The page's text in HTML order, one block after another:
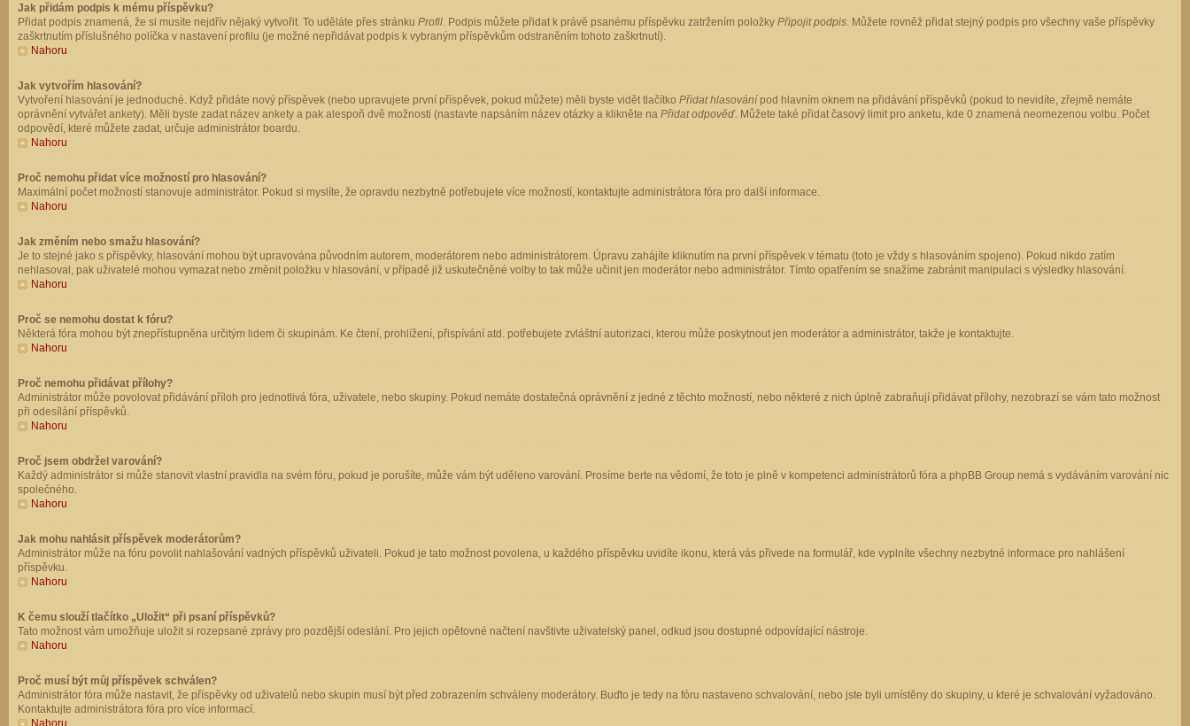
Jak přidám podpis k mému příspěvku?
Přidat podpis znamená, že si musíte nejdřív nějaký vytvořit. To uděláte přes stránku Profil. Podpis můžete přidat k právě psanému příspěvku zatržením položky Připojit podpis. Můžete rovněž přidat stejný podpis pro všechny vaše příspěvky
zaškrtnutím příslušného políčka v nastavení profilu (je možné nepřidávat podpis k vybraným příspěvkům odstraněním tohoto zaškrtnutí).
Nahoru
Jak vytvořím hlasování?
Vytvoření hlasování je jednoduché. Když přidáte nový příspěvek (nebo upravujete první příspěvek, pokud můžete) měli byste vidět tlačítko Přidat hlasování pod hlavním oknem na přidávání příspěvků (pokud to nevidíte, zřejmě nemáte
oprávnění vytvářet ankety). Měli byste zadat název ankety a pak alespoň dvě možnosti (nastavte napsáním název otázky a klikněte na Přidat odpověď. Můžete také přidat časový limit pro anketu, kde 0 znamená neomezenou volbu. Počet
odpovědí, které můžete zadat, určuje administrátor boardu.
Nahoru
Proč nemohu přidat více možností pro hlasování?
Maximální počet možností stanovuje administrátor. Pokud si myslíte, že opravdu nezbytně potřebujete více možností, kontaktujte administrátora fóra pro další informace.
Nahoru
Jak změním nebo smažu hlasování?
Je to stejné jako s příspěvky, hlasování mohou být upravována původním autorem, moderátorem nebo administrátorem. Úpravu zahájíte kliknutím na první příspěvek v tématu (toto je vždy s hlasováním spojeno). Pokud nikdo zatím
nehlasoval, pak uživatelé mohou vymazat nebo změnit položku v hlasování, v případě již uskutečněné volby to tak může učinit jen moderátor nebo administrátor. Tímto opatřením se snažíme zabránit manipulaci s výsledky hlasování.
Nahoru
Proč se nemohu dostat k fóru?
Některá fóra mohou být znepřístupněna určitým lidem či skupinám. Ke čtení, prohlížení, přispívání atd. potřebujete zvláštní autorizaci, kterou může poskytnout jen moderátor a administrátor, takže je kontaktujte.
Nahoru
Proč nemohu přidávat přílohy?
Administrátor může povolovat přidávání příloh pro jednotlivá fóra, uživatele, nebo skupiny. Pokud nemáte dostatečná oprávnění z jedné z těchto možností, nebo některé z nich úplně zabraňují přidávat přílohy, nezobrazí se vám tato možnost
při odesílání příspěvků.
Nahoru
Proč jsem obdržel varování?
Každý administrátor si může stanovit vlastní pravidla na svém fóru, pokud je porušíte, může vám být uděleno varování. Prosíme berte na vědomí, že toto je plně v kompetenci administrátorů fóra a phpBB Group nemá s vydáváním varování nic
společného.
Nahoru
Jak mohu nahlásit příspěvek moderátorům?
Administrátor může na fóru povolit nahlašování vadných příspěvků uživateli. Pokud je tato možnost povolena, u každého příspěvku uvidíte ikonu, která vás přivede na formulář, kde vyplníte všechny nezbytné informace pro nahlášení
příspěvku.
Nahoru
K čemu slouží tlačítko „Uložit“ při psaní příspěvků?
Tato možnost vám umožňuje uložit si rozepsané zprávy pro pozdější odeslání. Pro jejich opětovné načtení navštivte uživatelský panel, odkud jsou dostupné odpovídající nástroje.
Nahoru
Proč musí být můj příspěvek schválen?
Administrátor fóra může nastavit, že příspěvky od uživatelů nebo skupin musí být před zobrazením schváleny moderátory. Buďto je tedy na fóru nastaveno schvalování, nebo jste byli umístěny do skupiny, u které je schvalování vyžadováno.
Kontaktujte administrátora fóra pro více informací.
Nahoru